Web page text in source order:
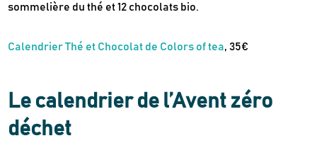
sommelière du thé et 12 chocolats bio.
Calendrier Thé et Chocolat de Colors of tea, 35€
Le calendrier de l’Avent zéro
déchet